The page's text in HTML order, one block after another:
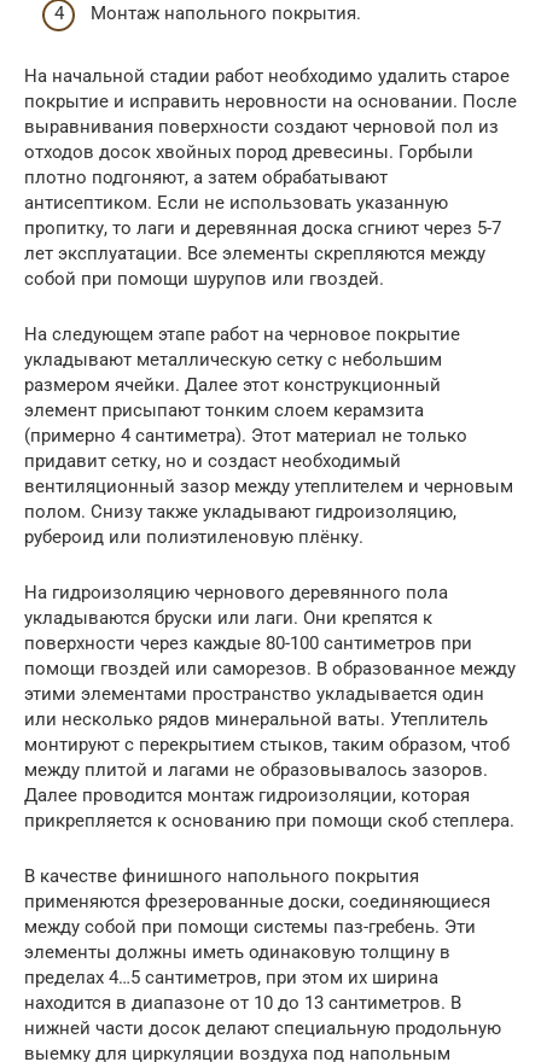
Монтаж напольного покрытия.
На начальной стадии работ необходимо удалить старое
покрытие и исправить неровности на основании. После
выравнивания поверхности создают черновой пол из
отходов досок хвойных пород древесины. Горбыли
плотно подгоняют, а затем обрабатывают
антисептиком. Если не использовать указанную
пропитку, то лаги и деревянная доска сгниют через 5-7
лет эксплуатации. Все элементы скрепляются между
собой при помощи шурупов или гвоздей.
На следующем этапе работ на черновое покрытие
укладывают металлическую сетку с небольшим
размером ячейки. Далее этот конструкционный
элемент присыпают тонким слоем керамзита
(примерно 4 сантиметра). Этот материал не только
придавит сетку, но и создаст необходимый
вентиляционный зазор между утеплителем и черновым
полом. Снизу также укладывают гидроизоляцию,
рубероид или полиэтиленовую плёнку.
На гидроизоляцию чернового деревянного пола
укладываются бруски или лаги. Они крепятся к
поверхности через каждые 80-100 сантиметров при
помощи гвоздей или саморезов. В образованное между
этими элементами пространство укладывается один
или несколько рядов минеральной ваты. Утеплитель
монтируют с перекрытием стыков, таким образом, чтоб
между плитой и лагами не образовывалось зазоров.
Далее проводится монтаж гидроизоляции, которая
прикрепляется к основанию при помощи скоб степлера.
В качестве финишного напольного покрытия
применяются фрезерованные доски, соединяющиеся
между собой при помощи системы паз-гребень. Эти
элементы должны иметь одинаковую толщину в
пределах 4…5 сантиметров, при этом их ширина
находится в диапазоне от 10 до 13 сантиметров. В
нижней части досок делают специальную продольную
выемку для циркуляции воздуха под напольным